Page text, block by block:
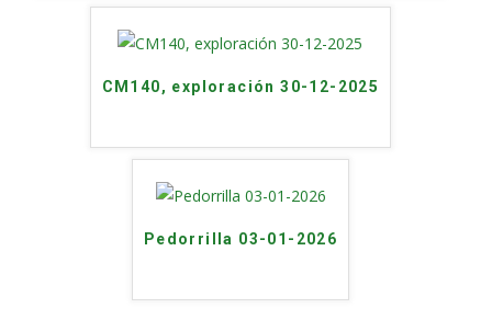
CM140, exploración 30-12-2025
Pedorrilla 03-01-2026